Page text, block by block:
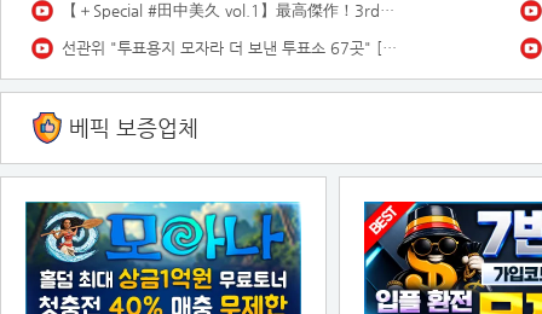
【＋Special #田中美久 vol.1】最高傑作！3rd写真集の“オールアザーカット”＆ムービーを「プラス！」会員だけにお届け♡＜2026年3月後期＞
선관위 "투표용지 모자라 더 보낸 투표소 67곳" [MBN 뉴스7]
베픽 보증업체